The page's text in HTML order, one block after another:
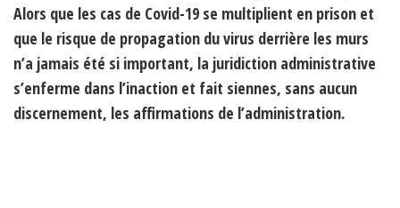
Alors que les cas de Covid-19 se multiplient en prison et
que le risque de propagation du virus derrière les murs
n’a jamais été si important, la juridiction administrative
s’enferme dans l’inaction et fait siennes, sans aucun
discernement, les affirmations de l’administration.